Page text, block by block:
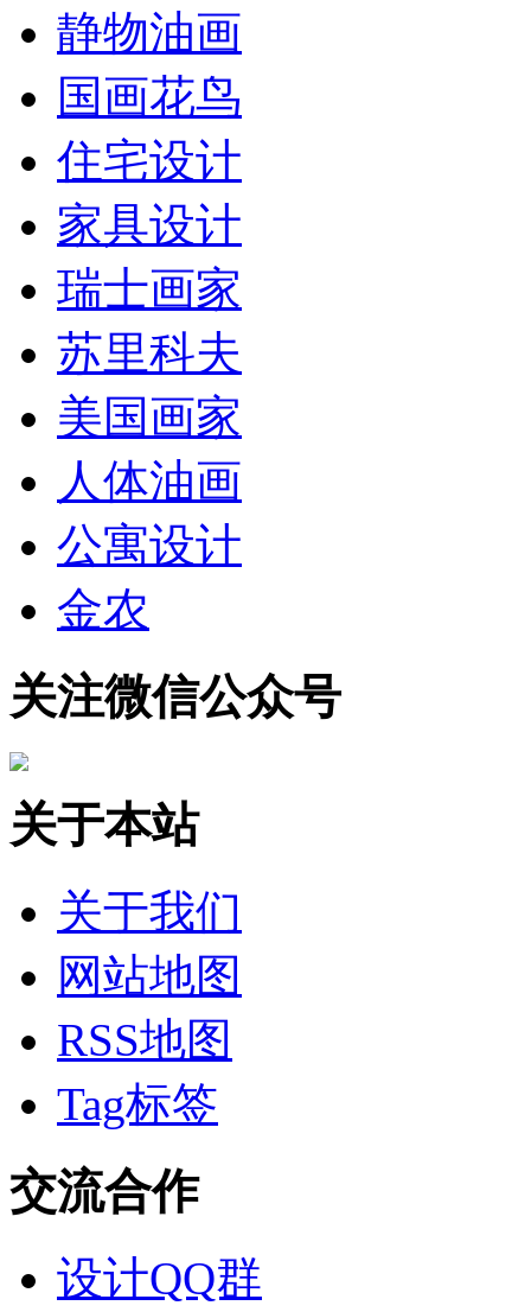
静物油画
国画花鸟
住宅设计
家具设计
瑞士画家
苏里科夫
美国画家
人体油画
公寓设计
金农
关注微信公众号
关于本站
关于我们
网站地图
RSS地图
Tag标签
交流合作
设计QQ群